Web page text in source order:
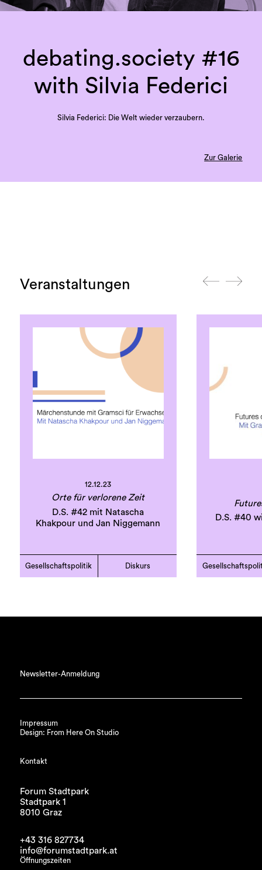
debating.society #16
with Silvia Federici
Silvia Federici: Die Welt wieder verzaubern.
Zur Galerie
Veranstaltungen
12.12.23
Orte für verlorene Zeit
D.S. #42 mit Natascha
Khakpour und Jan Niggemann
Gesellschaftspolitik Diskurs
D.S. #40
Newsletter-Anmeldung
Impressum
Design: From Here On Studio
Kontakt
Forum Stadtpark
Stadtpark 1
8010 Graz
+43 316 827734
info@forumstadtpark.at
Öffnungszeiten